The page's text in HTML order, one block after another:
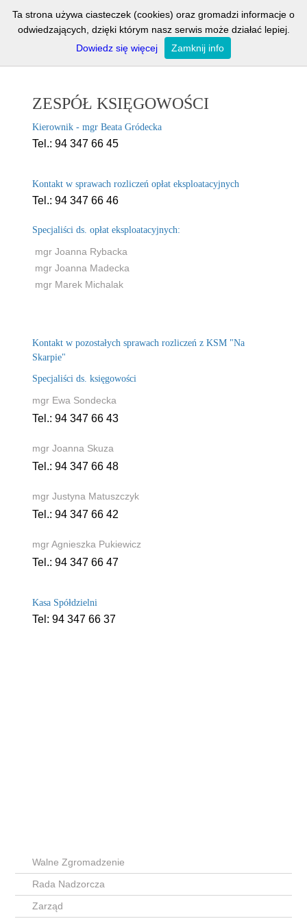
O NAS GALERIA OGŁOSZENIA
KOMUNIKATY KONTAKT E-KARTOTEKA
ZESPÓŁ KSIĘGOWOŚCI
Kierownik - mgr Beata Gródecka
Tel.: 94 347 66 45
Kontakt w sprawach rozliczeń opłat eksploatacyjnych
Tel.: 94 347 66 46
Specjaliści ds. opłat eksploatacyjnych:
mgr Joanna Rybacka
mgr Joanna Madecka
mgr Marek Michalak
Kontakt w pozostałych sprawach rozliczeń z KSM "Na
Skarpie"
Specjaliści ds. księgowości
mgr Ewa Sondecka
Tel.: 94 347 66 43
mgr Joanna Skuza
Tel.: 94 347 66 48
mgr Justyna Matuszczyk
Tel.: 94 347 66 42
mgr Agnieszka Pukiewicz
Tel.: 94 347 66 47
Kasa Spółdzielni
Tel: 94 347 66 37
Walne Zgromadzenie
Rada Nadzorcza
Zarząd
Ta strona używa ciasteczek (cookies) oraz gromadzi informacje o
odwiedzających, dzięki którym nasz serwis może działać lepiej.
Dowiedz się więcej
Zamknij info